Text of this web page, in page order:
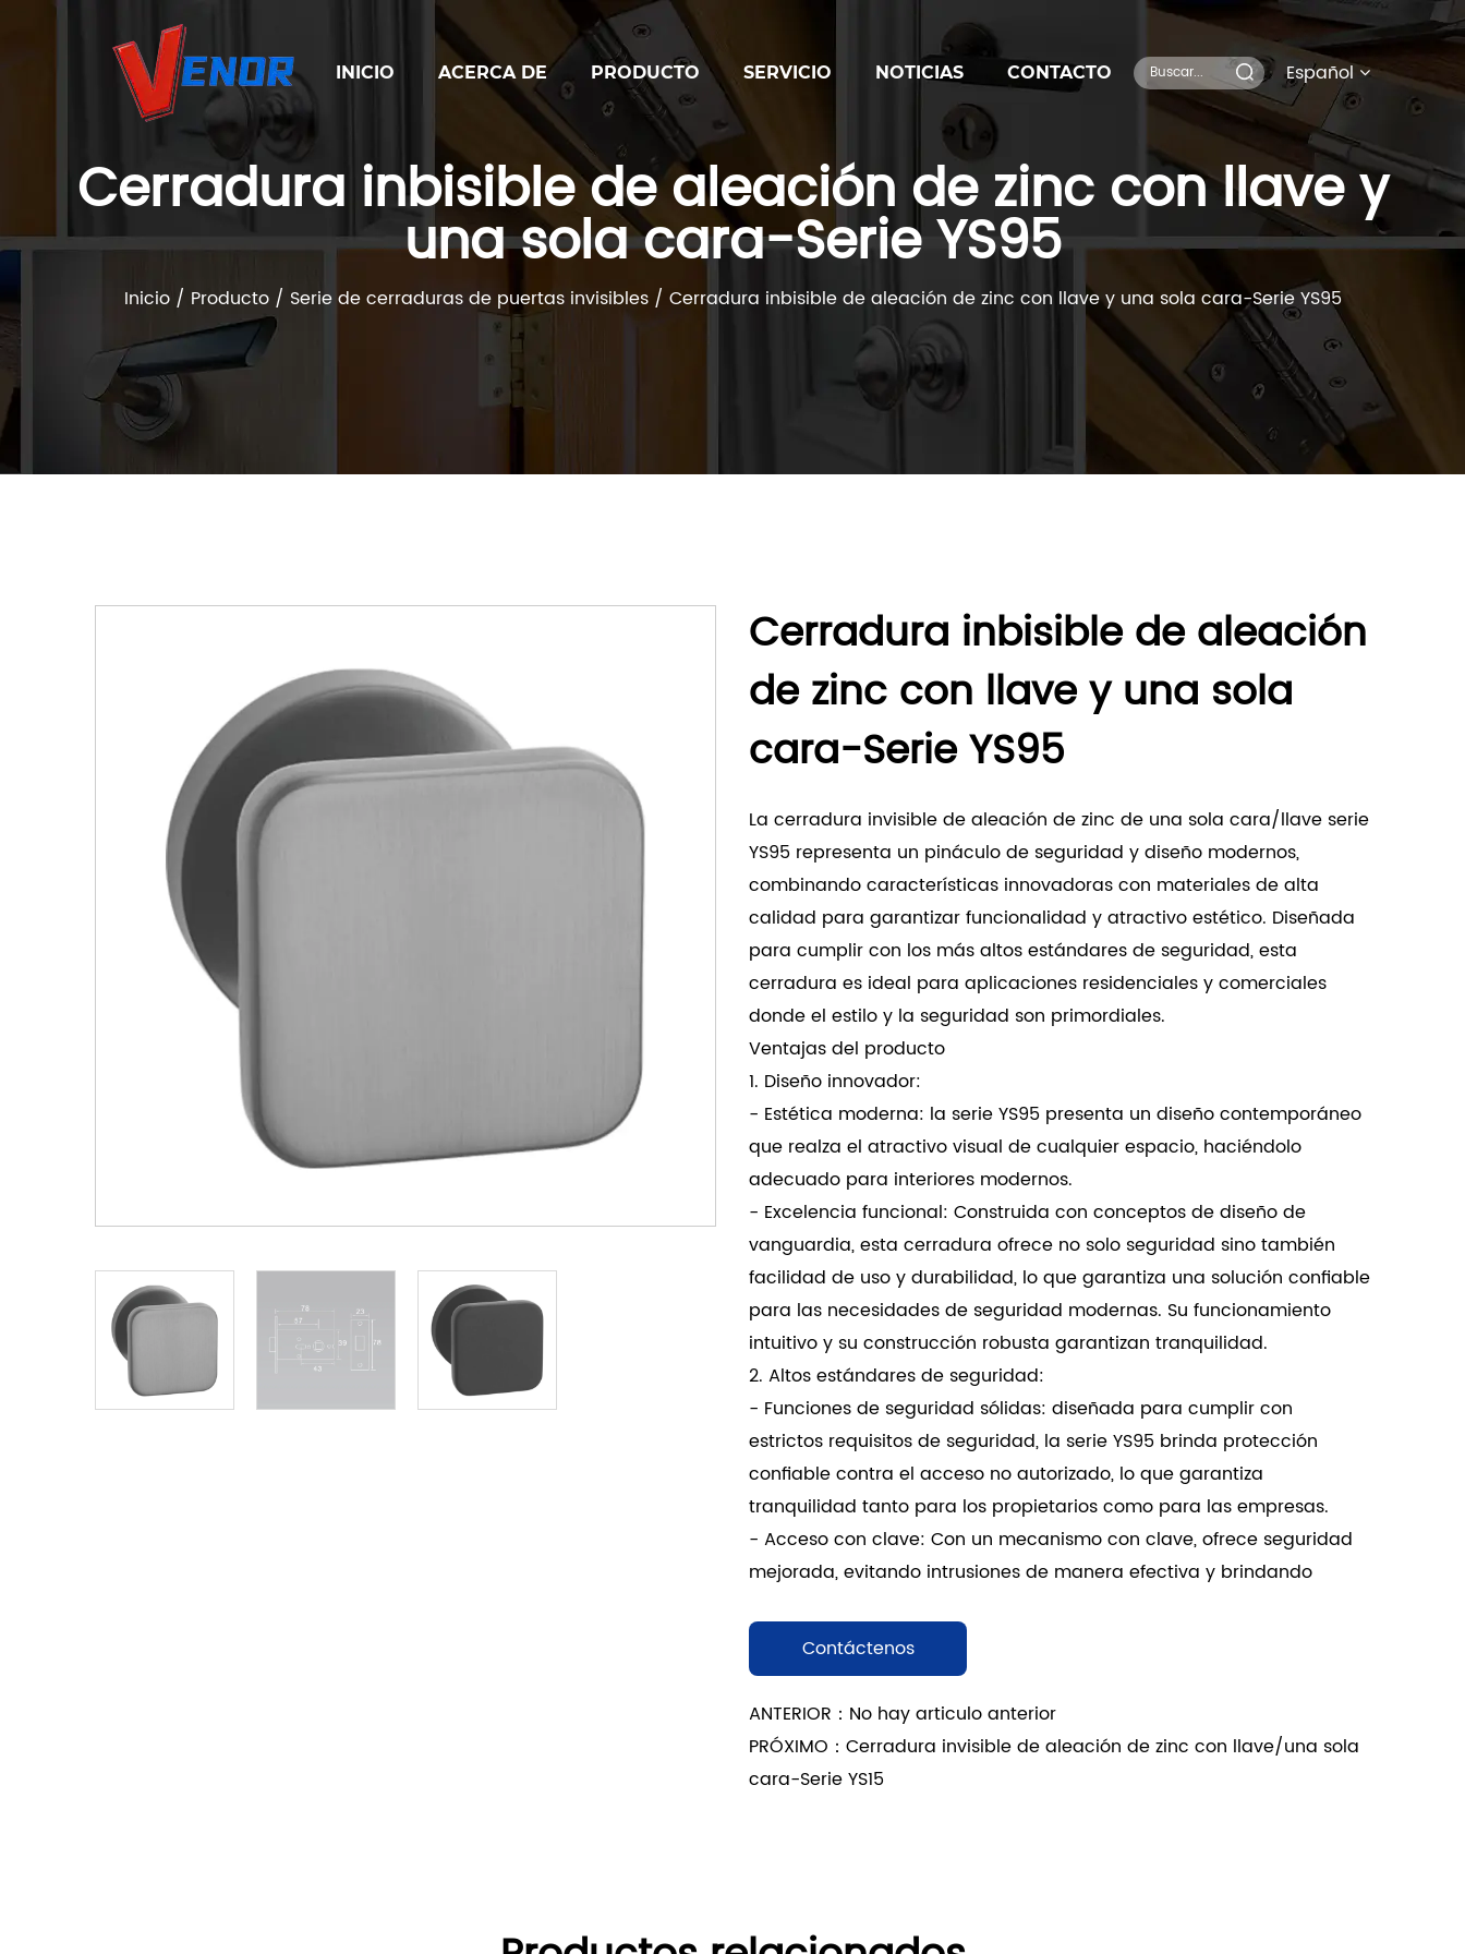
INICIO ACERCA DE PRODUCTO SERVICIO NOTICIAS CONTACTO Español
Cerradura inbisible de aleación de zinc con llave y
una sola cara-Serie YS95
Inicio/ Producto/ Serie de cerraduras de puertas invisibles/ Cerradura inbisible de aleación de zinc con llave y una sola cara-Serie YS95
Cerradura inbisible de aleación
de zinc con llave y una sola
cara-Serie YS95
La cerradura invisible de aleación de zinc de una sola cara/llave serie
YS95 representa un pináculo de seguridad y diseño modernos,
combinando características innovadoras con materiales de alta
calidad para garantizar funcionalidad y atractivo estético. Diseñada
para cumplir con los más altos estándares de seguridad, esta
cerradura es ideal para aplicaciones residenciales y comerciales
donde el estilo y la seguridad son primordiales.
Ventajas del producto
1. Diseño innovador:
- Estética moderna: la serie YS95 presenta un diseño contemporáneo
que realza el atractivo visual de cualquier espacio, haciéndolo
adecuado para interiores modernos.
- Excelencia funcional: Construida con conceptos de diseño de
vanguardia, esta cerradura ofrece no solo seguridad sino también
facilidad de uso y durabilidad, lo que garantiza una solución confiable
para las necesidades de seguridad modernas. Su funcionamiento
intuitivo y su construcción robusta garantizan tranquilidad.
2. Altos estándares de seguridad:
- Funciones de seguridad sólidas: diseñada para cumplir con
estrictos requisitos de seguridad, la serie YS95 brinda protección
confiable contra el acceso no autorizado, lo que garantiza
tranquilidad tanto para los propietarios como para las empresas.
- Acceso con clave: Con un mecanismo con clave, ofrece seguridad
mejorada, evitando intrusiones de manera efectiva y brindando
entorno.
3. Versatilidad:
- Uso multifuncional: la serie YS95 combina estética con practicidad,
lo que la hace versátil para diversas aplicaciones tanto en entornos
residenciales como comerciales.
Características del producto
Contáctenos
ANTERIOR：No hay articulo anterior
PRÓXIMO：Cerradura invisible de aleación de zinc con llave/una sola
cara-Serie YS15